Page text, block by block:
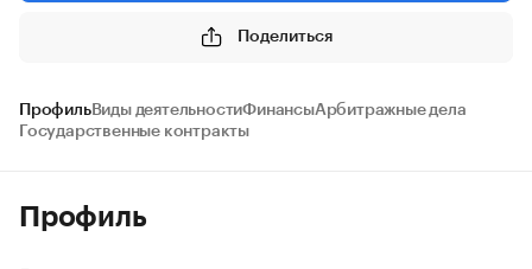
Поделиться
ПрофильВиды деятельностиФинансыАрбитражные дела
Государственные контракты
Профиль